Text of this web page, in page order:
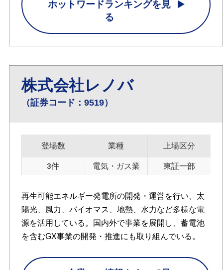
ホットワードランキングを見
る
株式会社レノバ
（証券コード：9519）
登場数
3件
業種
電気・ガス業
上場区分
東証一部
再生可能エネルギー発電所の開発・運営を行い、太
陽光、風力、バイオマス、地熱、水力など多様な電
源を活用している。国内外で事業を展開し、蓄電池
を含むGX事業の開発・推進にも取り組んでいる。